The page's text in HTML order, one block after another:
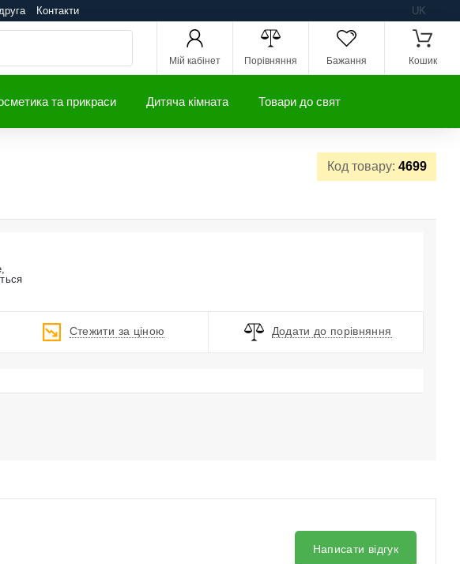
Контакти UK
Мій кабінет Порівняння Бажання Кошик
та прикраси Дитяча кімната Товари до свят
Код товару: 4699
Стежити за ціною Додати до порівняння
Написати відгук